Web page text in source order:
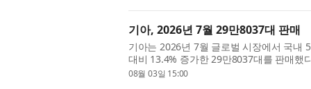
기아, 2026년 7월 29만8037대 판매
기아는 2026년 7월 글로벌 시장에서 국내
대비 13.4% 증가한 29만8037대를 판매했
는 21.3% 증가하고 해외는 11.6% 증가한
08월 03일 15:00